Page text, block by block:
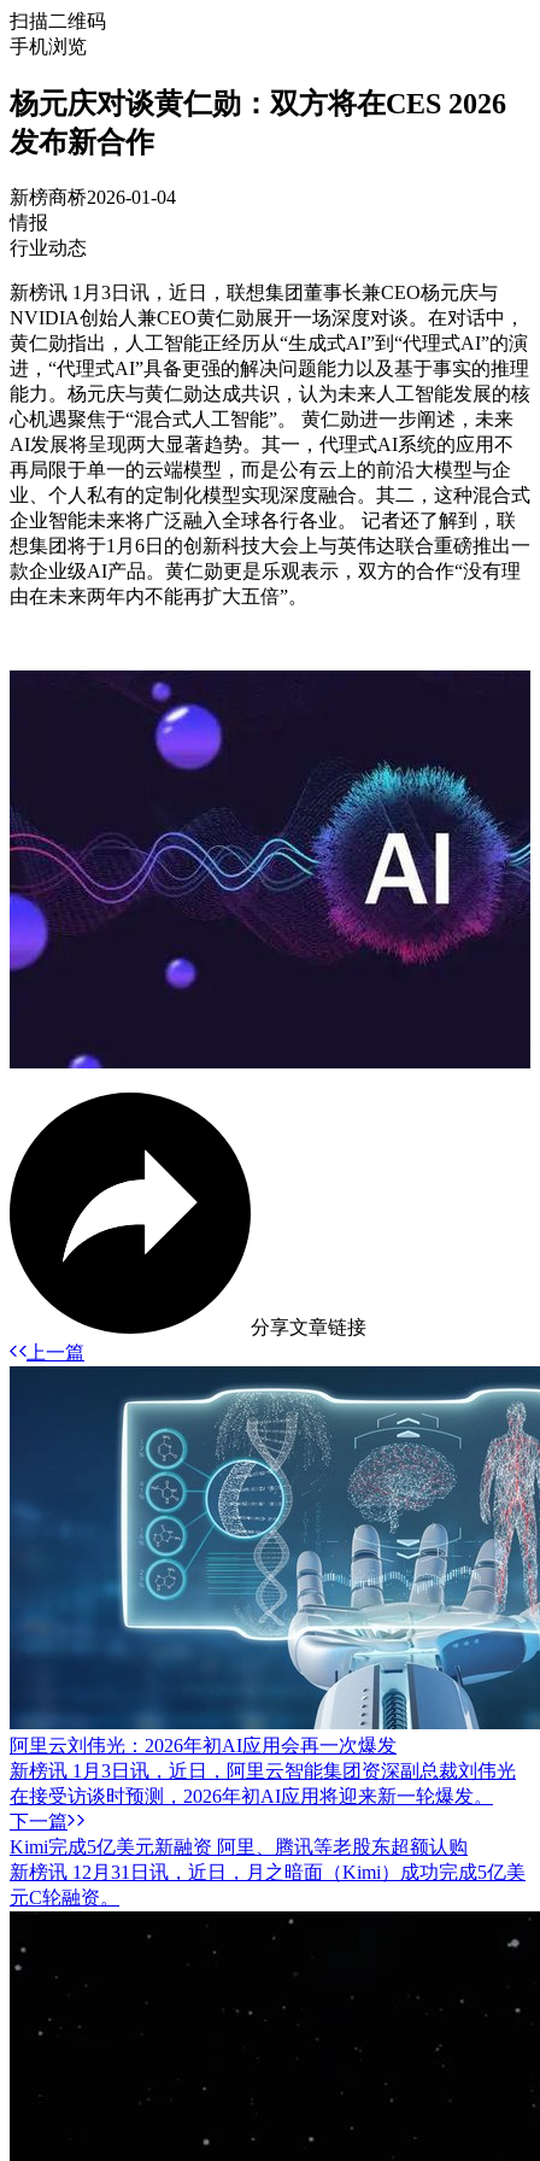
扫描二维码
手机浏览
杨元庆对谈黄仁勋：双方将在CES 2026
发布新合作
新榜商桥2026-01-04
情报
行业动态
新榜讯 1月3日讯，近日，联想集团董事长兼CEO杨元庆与
NVIDIA创始人兼CEO黄仁勋展开一场深度对谈。在对话中，
黄仁勋指出，人工智能正经历从“生成式AI”到“代理式AI”的演
进，“代理式AI”具备更强的解决问题能力以及基于事实的推理
能力。杨元庆与黄仁勋达成共识，认为未来人工智能发展的核
心机遇聚焦于“混合式人工智能”。 黄仁勋进一步阐述，未来
AI发展将呈现两大显著趋势。其一，代理式AI系统的应用不
再局限于单一的云端模型，而是公有云上的前沿大模型与企
业、个人私有的定制化模型实现深度融合。其二，这种混合式
企业智能未来将广泛融入全球各行各业。 记者还了解到，联
想集团将于1月6日的创新科技大会上与英伟达联合重磅推出一
款企业级AI产品。黄仁勋更是乐观表示，双方的合作“没有理
由在未来两年内不能再扩大五倍”。
分享文章链接
上一篇
阿里云刘伟光：2026年初AI应用会再一次爆发
新榜讯 1月3日讯，近日，阿里云智能集团资深副总裁刘伟光
在接受访谈时预测，2026年初AI应用将迎来新一轮爆发。
下一篇
Kimi完成5亿美元新融资 阿里、腾讯等老股东超额认购
新榜讯 12月31日讯，近日，月之暗面（Kimi）成功完成5亿美
元C轮融资。